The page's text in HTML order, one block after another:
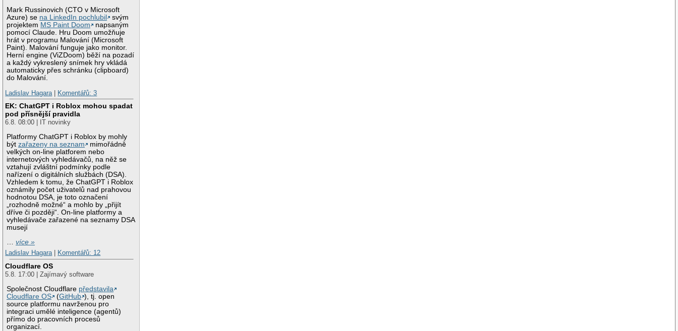
Mark Russinovich (CTO v Microsoft
Azure) se na LinkedIn pochlubil
svým
projektem MS Paint Doom
napsaným
pomocí Claude. Hru Doom umožňuje
hrát v programu Malování (Microsoft
Paint). Malování funguje jako monitor.
Herní engine (ViZDoom) běží na pozadí
a každý vykreslený snímek hry vkládá
automaticky přes schránku (clipboard)
do Malování.
Ladislav Hagara
Komentářů: 3
EK: ChatGPT i Roblox mohou spadat
pod přísnější pravidla
6.8. 08:00 | IT novinky
Platformy ChatGPT i Roblox by mohly
býtzařazeny na seznam
mimořádně
velkých on-line platforem nebo
internetových vyhledávačů, na něž se
vztahují zvláštní podmínky podle
nařízení o digitálních službách (DSA).
Vzhledem k tomu, že ChatGPT i Roblox
oznámily počet uživatelů nad prahovou
hodnotou DSA, je toto označení
„rozhodně možné“ a mohlo by „přijít
dříve či později“. On-line platformy a
vyhledávače zařazené na seznamy DSA
musejí
…více »
Ladislav Hagara| Komentářů: 12
Cloudflare OS
5.8. 17:00 | Zajímavý software
Společnost Cloudflare představila
Cloudflare OS
(GitHub ), tj. open
source platformu navrženou pro
integraci umělé inteligence (agentů)
přímo do pracovních procesů
organizací.